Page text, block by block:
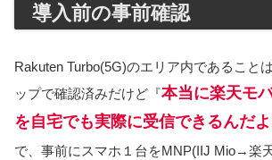
導入前の事前確認
Rakuten Turbo(5G)のエリア内であること
ップで確認済みだけど『本当に楽天モ
を自宅でも実際に受信できるんだよ
で、事前にスマホ１台をMNP(IIJ Mio→楽